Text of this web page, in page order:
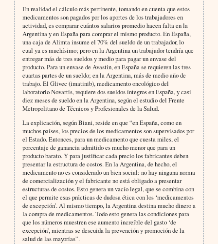
En realidad el cálculo más pertinente, tomando en cuenta que estos
medicamentos son pagados por los aportes de los trabajadores en
actividad, es comparar cuántos salarios promedio hacen falta en la
Argentina y en España para comprar el mismo producto. En España,
una caja de Alimta insume el 70% del sueldo de un trabajador, lo
cual ya es muchísimo; pero en la Argentina un trabajador tendría que
entregar más de tres sueldos y medio para pagar un envase del
producto. Para un envase de Avastin, en España se requieren las tres
cuartas partes de un sueldo; en la Argentina, más de medio año de
trabajo. El Glivec (imatinib), medicamento oncológico del
laboratorio Novartis, requiere dos sueldos íntegros en España, y casi
diez meses de sueldo en la Argentina, según el estudio del Frente
Metropolitano de Técnicos y Profesionales de la Salud.
La explicación, según Biani, reside en que “en España, como en
muchos países, los precios de los medicamentos son supervisados por
el Estado. Entonces, para un medicamento que cuesta miles, el
porcentaje de ganancia admitido es mucho menor que para un
producto barato. Y para justificar cada precio los fabricantes deben
presentar la estructura de costos. En la Argentina, de hecho, el
medicamento no es considerado un bien social: no hay ninguna norma
de comercialización y el fabricante no está obligado a presentar
estructuras de costos. Esto genera un vacío legal, que se combina con
el que permite esas prácticas de dudosa ética con los ‘medicamentos
de excepción’. Al mismo tiempo, la Argentina destina mucho dinero a
la compra de medicamentos. Todo esto genera las condiciones para
que los números muestren ese aumento increíble del gasto ‘de
excepción’, mientras se descuida la prevención y promoción de la
salud de las mayorías”.